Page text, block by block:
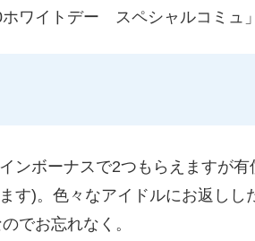
ワイトデー スペシャルコミュ
ンボーナスで2つもらえますが
す)。色々なアイドルにお返し
でお忘れなく。